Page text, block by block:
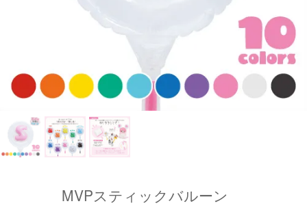
MVPスティックバルーン